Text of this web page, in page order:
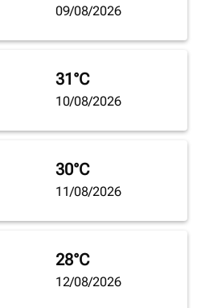
09/08/2026
31°C
10/08/2026
30°C
11/08/2026
28°C
12/08/2026